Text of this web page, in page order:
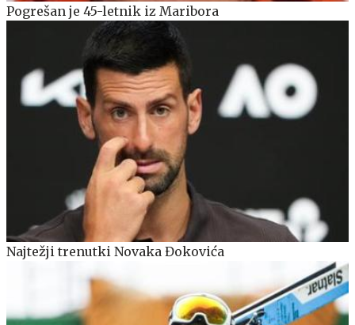
Pogrešan je 45-letnik iz Maribora
Najtežji trenutki Novaka Đokovića